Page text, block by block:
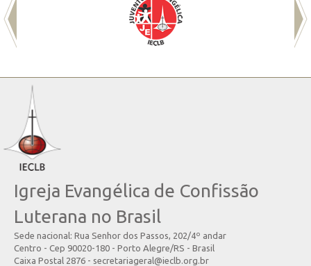
Igreja Evangélica de Confissão
Luterana no Brasil
Sede nacional: Rua Senhor dos Passos, 202/4º andar
Centro - Cep 90020-180 - Porto Alegre/RS - Brasil
Caixa Postal 2876 - secretariageral@ieclb.org.br